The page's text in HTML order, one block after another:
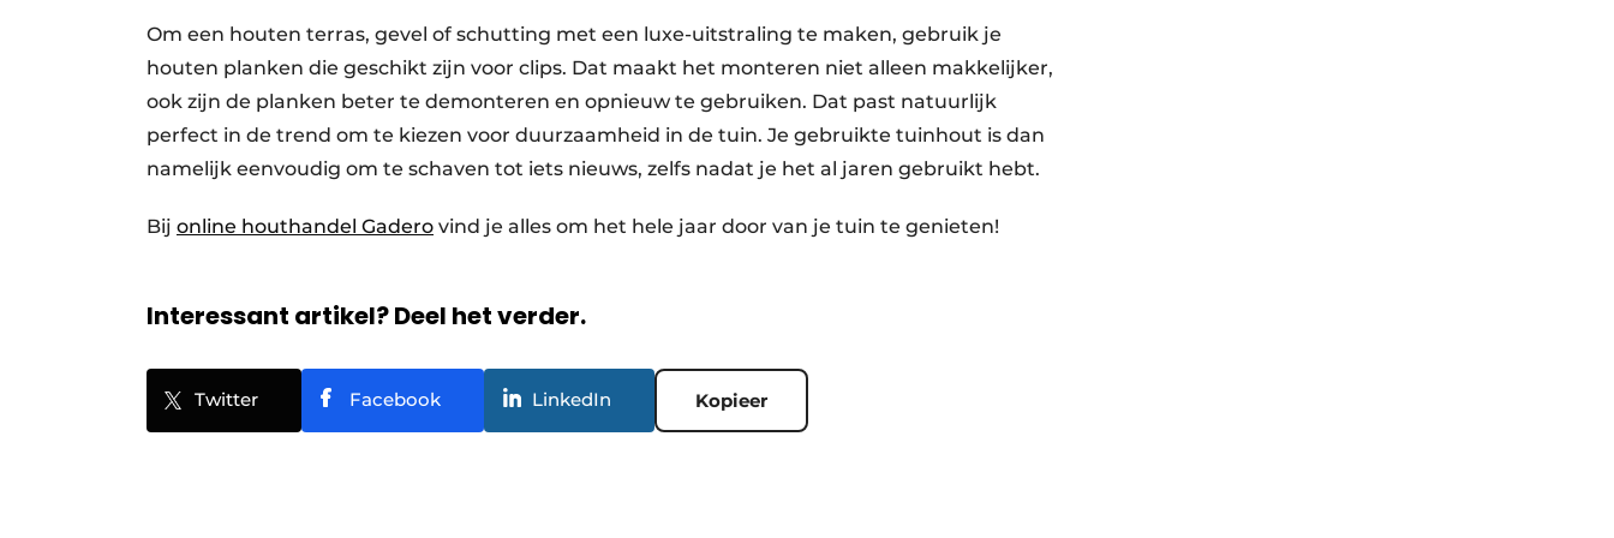
Om een houten terras, gevel of schutting met een luxe-uitstraling te maken, gebruik je
houten planken die geschikt zijn voor clips. Dat maakt het monteren niet alleen makkelijker,
ook zijn de planken beter te demonteren en opnieuw te gebruiken. Dat past natuurlijk
perfect in de trend om te kiezen voor duurzaamheid in de tuin. Je gebruikte tuinhout is dan
namelijk eenvoudig om te schaven tot iets nieuws, zelfs nadat je het al jaren gebruikt hebt.
Bij online houthandel Gadero vind je alles om het hele jaar door van je tuin te genieten!
Interessant artikel? Deel het verder.
Twitter Facebook LinkedIn Kopieer